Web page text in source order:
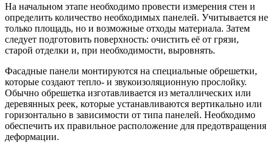
На начальном этапе необходимо провести измерения стен и
определить количество необходимых панелей. Учитывается не
только площадь, но и возможные отходы материала. Затем
следует подготовить поверхность: очистить её от грязи,
старой отделки и, при необходимости, выровнять.
Фасадные панели монтируются на специальные обрешетки,
которые создают тепло- и звукоизоляционную прослойку.
Обычно обрешетка изготавливается из металлических или
деревянных реек, которые устанавливаются вертикально или
горизонтально в зависимости от типа панелей. Необходимо
обеспечить их правильное расположение для предотвращения
деформации.